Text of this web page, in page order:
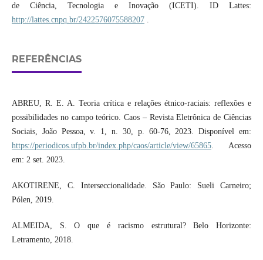
de Ciência, Tecnologia e Inovação (ICETI). ID Lattes:
http://lattes.cnpq.br/2422576075588207.
REFERÊNCIAS
ABREU, R. E. A. Teoria crítica e relações étnico-raciais: reflexões e
possibilidades no campo teórico. Caos – Revista Eletrônica de Ciências
Sociais, João Pessoa, v. 1, n. 30, p. 60-76, 2023. Disponível em:
https://periodicos.ufpb.br/index.php/caos/article/view/65865. Acesso
em: 2 set. 2023.
AKOTIRENE, C. Interseccionalidade. São Paulo: Sueli Carneiro;
Pólen, 2019.
ALMEIDA, S. O que é racismo estrutural? Belo Horizonte:
Letramento, 2018.